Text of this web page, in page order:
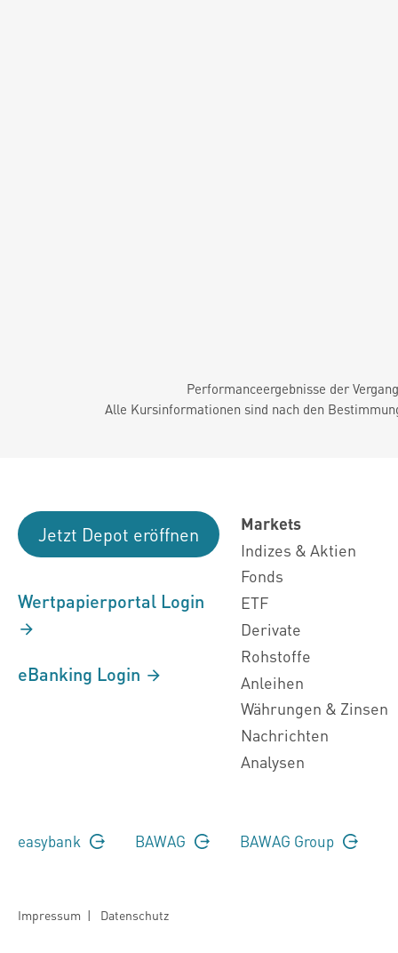
Performanceergebnisse der
Alle Kursinformationen sind nach den
Jetzt Depot eröffnen
Wertpapierportal Login
eBanking Login
Markets
Indizes & Aktien
Fonds
ETF
Derivate
Rohstoffe
Anleihen
Währungen & Zinsen
Nachrichten
Analysen
easybank BAWAG BAWAG Group
Impressum | Datenschutz